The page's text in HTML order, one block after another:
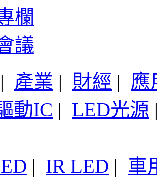
欄
議
| 產業 | 財經 | 應
動IC | LED光源
| IR LED | 車